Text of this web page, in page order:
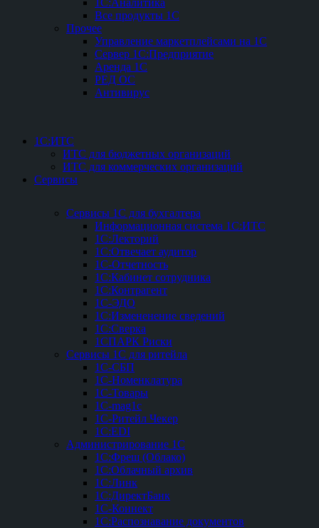
1С:Аналитика
Все продукты 1С
Прочее
Управление маркетплейсами на 1С
Сервер 1С:Предприятие
Аренда 1С
РЕД ОС
Антивирус
1С:ИТС
ИТС для бюджетных организаций
ИТС для коммерческих организаций
Сервисы
Сервисы 1С для бухгалтера
Информационная система 1С:ИТС
1С:Лекторий
1С:Отвечает аудитор
1С-Отчетность
1С:Кабинет сотрудника
1С:Контрагент
1С-ЭДО
1С:Измененение сведений
1С:Сверка
1СПАРК Риски
Сервисы 1С для ритейла
1С-СБП
1C-Номенклатура
1C-Товары
1C-mag1c
1C-Ритейл Чекер
1C:EDI
Администрирование 1С
1С:Фреш (Облако)
1С:Облачный архив
1С:Линк
1С:ДиректБанк
1С-Коннект
1С:Распознавание документов